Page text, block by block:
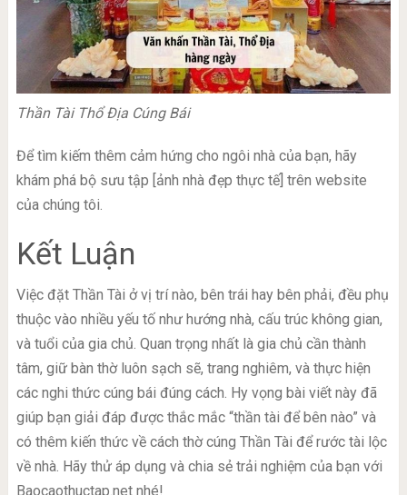
Thần Tài Thổ Địa Cúng Bái
Để tìm kiếm thêm cảm hứng cho ngôi nhà của bạn, hãy
khám phá bộ sưu tập [ảnh nhà đẹp thực tế] trên website
của chúng tôi.
Kết Luận
Việc đặt Thần Tài ở vị trí nào, bên trái hay bên phải, đều phụ
thuộc vào nhiều yếu tố như hướng nhà, cấu trúc không gian,
và tuổi của gia chủ. Quan trọng nhất là gia chủ cần thành
tâm, giữ bàn thờ luôn sạch sẽ, trang nghiêm, và thực hiện
các nghi thức cúng bái đúng cách. Hy vọng bài viết này đã
giúp bạn giải đáp được thắc mắc “thần tài để bên nào” và
có thêm kiến thức về cách thờ cúng Thần Tài để rước tài lộc
về nhà. Hãy thử áp dụng và chia sẻ trải nghiệm của bạn với
Baocaothuctap.net nhé!